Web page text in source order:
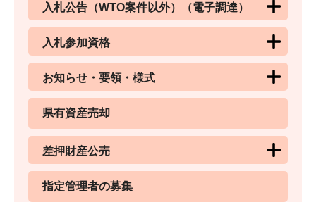
入札公告（WTO案件以外）（電子調達）
入札参加資格
お知らせ・要領・様式
県有資産売却
差押財産公売
指定管理者の募集